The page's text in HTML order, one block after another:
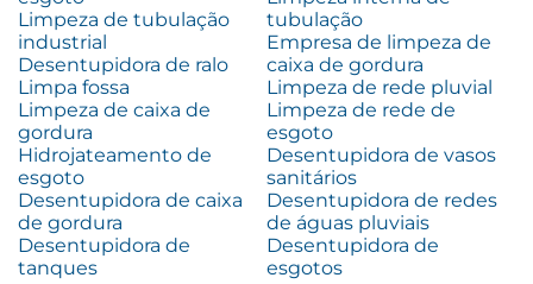
Limpeza de tubulação
industrial
tubulação
Desentupidora de ralo
Empresa de limpeza de
caixa de gordura
Limpa fossa
Limpeza de rede pluvial
Limpeza de caixa de
gordura
Limpeza de rede de
esgoto
Hidrojateamento de
esgoto
Desentupidora de vasos
sanitários
Desentupidora de caixa
de gordura
Desentupidora de redes
de águas pluviais
Desentupidora de
tanques
Desentupidora de
esgotos